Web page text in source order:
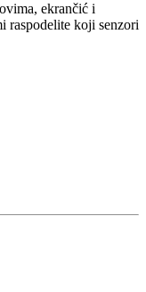
ekrančić i
raspodelite koji senzori